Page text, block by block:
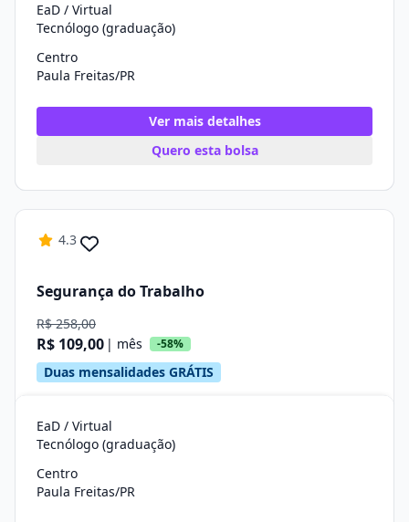
EaD / Virtual
Tecnólogo (graduação)
Centro
Paula Freitas/PR
Ver mais detalhes
Quero esta bolsa
4.3
Segurança do Trabalho
R$ 258,00
R$ 109,00 | mês -58%
Duas mensalidades GRÁTIS
EaD / Virtual
Tecnólogo (graduação)
Centro
Paula Freitas/PR